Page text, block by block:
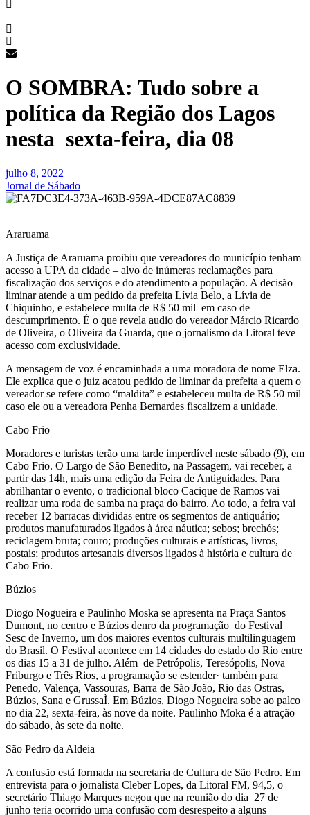
O SOMBRA: Tudo sobre a
política da Região dos Lagos
nesta sexta-feira, dia 08
julho 8, 2022
Jornal de Sábado
Araruama
A Justiça de Araruama proibiu que vereadores do município tenham
acesso a UPA da cidade – alvo de inúmeras reclamações para
fiscalização dos serviços e do atendimento a população. A decisão
liminar atende a um pedido da prefeita Lívia Belo, a Lívia de
Chiquinho, e estabelece multa de R$ 50 mil em caso de
descumprimento. É o que revela audio do vereador Márcio Ricardo
de Oliveira, o Oliveira da Guarda, que o jornalismo da Litoral teve
acesso com exclusividade.
A mensagem de voz é encaminhada a uma moradora de nome Elza.
Ele explica que o juiz acatou pedido de liminar da prefeita a quem o
vereador se refere como “maldita” e estabeleceu multa de R$ 50 mil
caso ele ou a vereadora Penha Bernardes fiscalizem a unidade.
Cabo Frio
Moradores e turistas terão uma tarde imperdível neste sábado (9), em
Cabo Frio. O Largo de São Benedito, na Passagem, vai receber, a
partir das 14h, mais uma edição da Feira de Antiguidades. Para
abrilhantar o evento, o tradicional bloco Cacique de Ramos vai
realizar uma roda de samba na praça do bairro. Ao todo, a feira vai
receber 12 barracas divididas entre os segmentos de antiquário;
produtos manufaturados ligados à área náutica; sebos; brechós;
reciclagem bruta; couro; produções culturais e artísticas, livros,
postais; produtos artesanais diversos ligados à história e cultura de
Cabo Frio.
Búzios
Diogo Nogueira e Paulinho Moska se apresenta na Praça Santos
Dumont, no centro e Búzios denro da programação do Festival
Sesc de Inverno, um dos maiores eventos culturais multilinguagem
do Brasil. O Festival acontece em 14 cidades do estado do Rio entre
os dias 15 a 31 de julho. Além de Petrópolis, Teresópolis, Nova
Friburgo e Três Rios, a programação se estender· também para
Penedo, Valença, Vassouras, Barra de São João, Rio das Ostras,
Búzios, Sana e GrussaÌ. Em Búzios, Diogo Nogueira sobe ao palco
no dia 22, sexta-feira, às nove da noite. Paulinho Moka é a atração
do sábado, às sete da noite.
São Pedro da Aldeia
A confusão está formada na secretaria de Cultura de São Pedro. Em
entrevista para o jornalista Cleber Lopes, da Litoral FM, 94,5, o
secretário Thiago Marques negou que na reunião do dia 27 de
junho teria ocorrido uma confusão com desrespeito a alguns